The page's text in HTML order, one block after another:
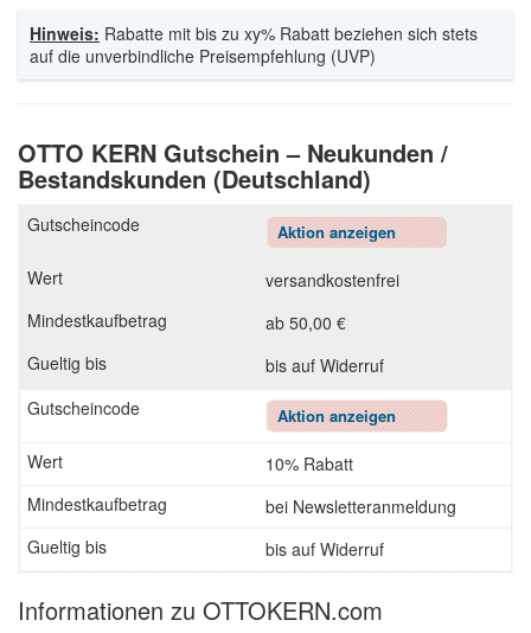
Hinweis: Rabatte mit bis zu xy% Rabatt beziehen sich stets
auf die unverbindliche Preisempfehlung (UVP)
OTTO KERN Gutschein – Neukunden /
Bestandskunden (Deutschland)
Aktion anzeigen
versandkostenfrei
ab 50,00 €
bis auf Widerruf
Aktion anzeigen
10% Rabatt
bei Newsletteranmeldung
bis auf Widerruf
Informationen zu OTTOKERN.com